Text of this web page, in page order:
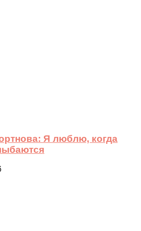
Я люблю, когда